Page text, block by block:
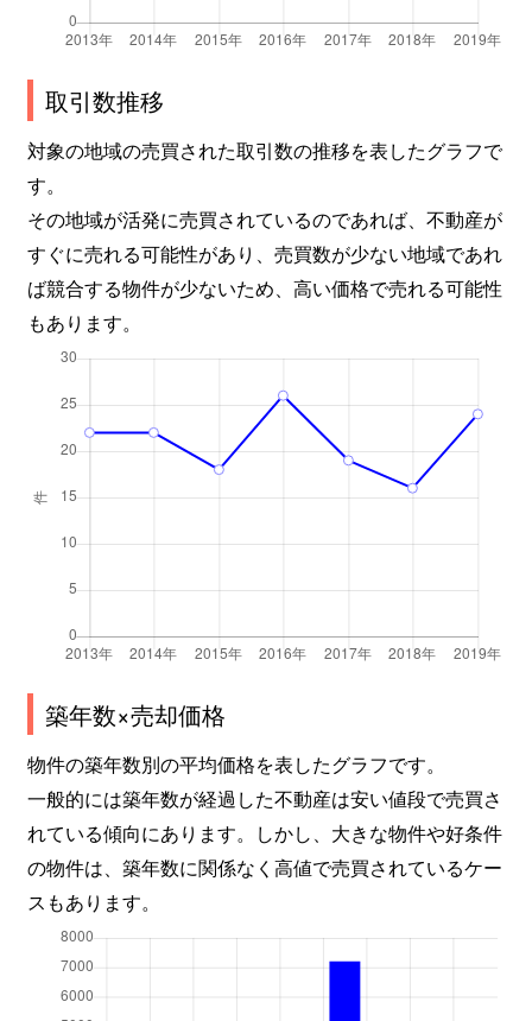
取引数推移
対象の地域の売買された取引数の推移を表したグラフで
す。
その地域が活発に売買されているのであれば、不動産が
すぐに売れる可能性があり、売買数が少ない地域であれ
ば競合する物件が少ないため、高い価格で売れる可能性
もあります。
築年数×売却価格
物件の築年数別の平均価格を表したグラフです。
一般的には築年数が経過した不動産は安い値段で売買さ
れている傾向にあります。しかし、大きな物件や好条件
の物件は、築年数に関係なく高値で売買されているケー
スもあります。